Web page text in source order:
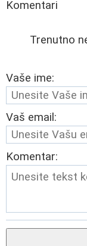
Komentari
Trenutno
Vaše ime:
Vaš email:
Komentar: